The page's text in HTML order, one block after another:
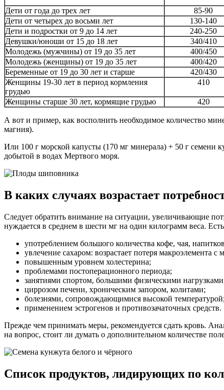
Дети от года до трех лет 85-90
Дети от четырех до восьми лет
130-140
Дети и подростки от 9 до 14 лет
240-250
Девушки/юноши от 15 до 18 лет
340/410
Молодежь (мужчины) от 19 до 35 лет
400/450
Молодежь (женщины) от 19 до 35 лет
400/420
Беременные от 19 до 30 лет и старше
420/430
Женщины 19-30 лет в период кормления
грудью
410
Женщины старше 30 лет, кормящие грудью 420
А вот и пример, как восполнить необходимое количество
магния).
Или 100 г морской капусты (170 мг минерала) + 50 г семени
добытой в водах Мертвого моря.
В каких случаях возрастает
Следует обратить внимание на ситуации, увеличивающие
нуждается в среднем в шести мг на один килограмм веса.
употреблением большого количества кофе, чая,
увлечение сахаром: возрастает потеря макроэлемента с
повышенным уровнем холестерина;
проблемами постоперационного периода;
занятиями спортом, большими физическими
циррозом печени, хроническим запором, колитами;
болезнями, сопровождающимися высокой температурой;
применением эстрогенов и противозачаточных средств.
Прежде чем принимать меры, рекомендуется сдать кровь.
на вопрос, стоит ли думать о дополнительном количестве
Список продуктов, лидирующих по